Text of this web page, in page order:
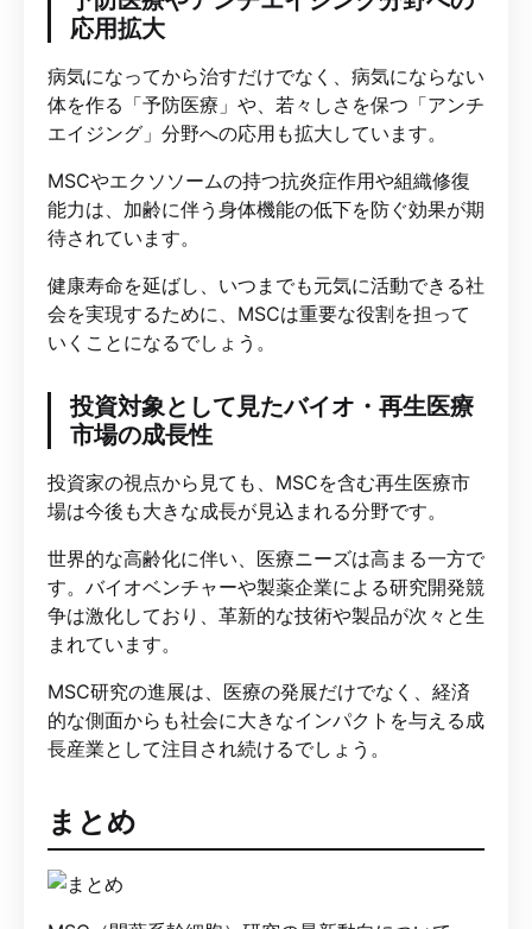
応用拡大
病気になってから治すだけでなく、病気にならない
体を作る「予防医療」や、若々しさを保つ「アンチ
エイジング」分野への応用も拡大しています。
MSCやエクソソームの持つ抗炎症作用や組織修復
能力は、加齢に伴う身体機能の低下を防ぐ効果が期
待されています。
健康寿命を延ばし、いつまでも元気に活動できる社
会を実現するために、MSCは重要な役割を担って
いくことになるでしょう。
投資対象として見たバイオ・再生医療
市場の成長性
投資家の視点から見ても、MSCを含む再生医療市
場は今後も大きな成長が見込まれる分野です。
世界的な高齢化に伴い、医療ニーズは高まる一方で
す。バイオベンチャーや製薬企業による研究開発競
争は激化しており、革新的な技術や製品が次々と生
まれています。
MSC研究の進展は、医療の発展だけでなく、経済
的な側面からも社会に大きなインパクトを与える成
長産業として注目され続けるでしょう。
まとめ